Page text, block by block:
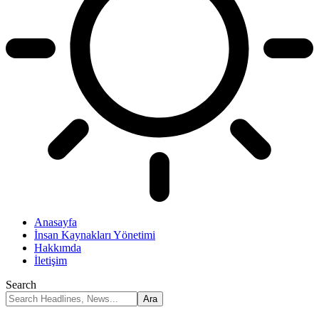
Anasayfa
İnsan Kaynakları Yönetimi
Hakkımda
İletişim
Search